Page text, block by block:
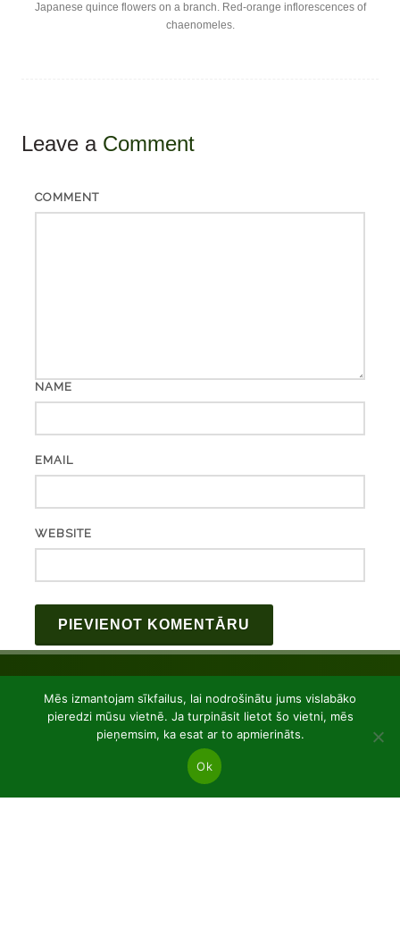
Japanese quince flowers on a branch. Red-orange inflorescences of
chaenomeles.
Leave a Comment
COMMENT
NAME
EMAIL
WEBSITE
Mēs izmantojam sīkfailus, lai nodrošinātu jums vislabāko
pieredzi mūsu vietnē. Ja turpināsit lietot šo vietni, mēs
pieņemsim, ka esat ar to apmierināts.
Ok